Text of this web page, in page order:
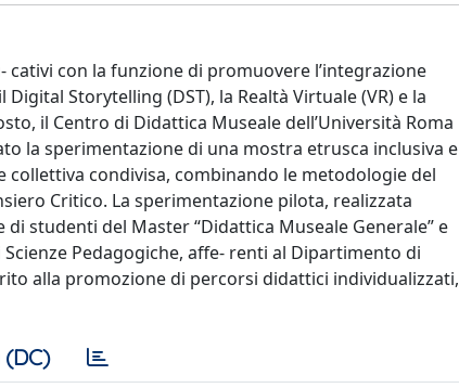
con la funzione di promuovere l’integrazione
Storytelling (DST), la Realtà Virtuale (VR) e la
il Centro di Didattica Museale dell’Università Roma
la sperimentazione di una mostra etrusca inclusiva e
condivisa, combinando le metodologie del
Critico. La sperimentazione pilota, realizzata
studenti del Master “Didattica Museale Generale” e
Pedagogiche, affe- renti al Dipartimento di
alla promozione di percorsi didattici individualizzati,